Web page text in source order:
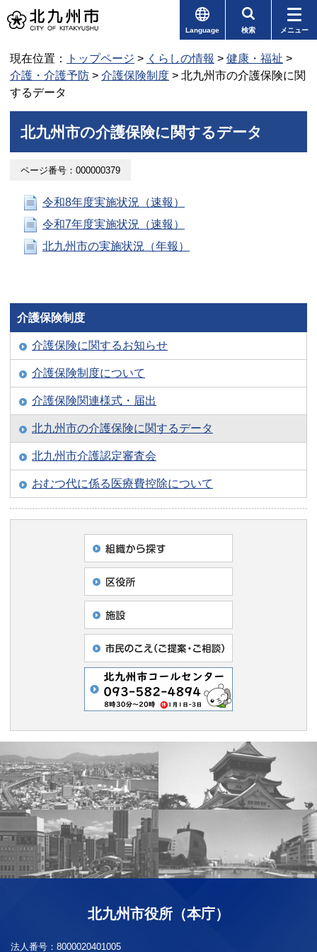
Language 検索 メニュー
現在位置： トップページ > くらしの情報 > 健康・福祉 >
介護・介護予防 > 介護保険制度 > 北九州市の介護保険に関
するデータ
北九州市の介護保険に関するデータ
ページ番号：000000379
令和8年度実施状況（速報）
令和7年度実施状況（速報）
北九州市の実施状況（年報）
介護保険制度
介護保険に関するお知らせ
介護保険制度について
介護保険関連様式・届出
北九州市の介護保険に関するデータ
北九州市介護認定審査会
おむつ代に係る医療費控除について
北九州市役所（本庁）
法人番号： 8000020401005